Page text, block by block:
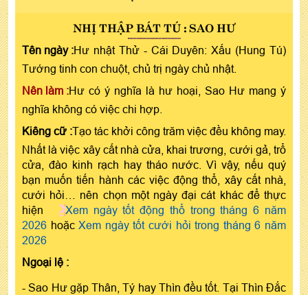
NHỊ THẬP BÁT TÚ : SAO HƯ
Tên ngày :Hư nhật Thử - Cái Duyên: Xấu (Hung Tú)
Tướng tinh con chuột, chủ trị ngày chủ nhật.
Nên làm :Hư có ý nghĩa là hư hoại, Sao Hư mang ý
nghĩa không có việc chi hợp.
Kiêng cữ :Tạo tác khởi công trăm việc đều không may.
Nhất là việc xây cất nhà cửa, khai trương, cưới gả, trổ
cửa, đào kinh rạch hay tháo nước. Vì vậy, nếu quý
bạn muốn tiến hành các việc động thổ, xây cất nhà,
cưới hỏi… nên chọn một ngày đại cát khác để thực
hiện
Xem ngày tốt động thổ trong tháng 6 năm
2026 hoặcXem ngày tốt cưới hỏi trong tháng 6 năm
2026
Ngoại lệ :
- Sao Hư gặp Thân, Tý hay Thìn đều tốt. Tại Thìn Đắc